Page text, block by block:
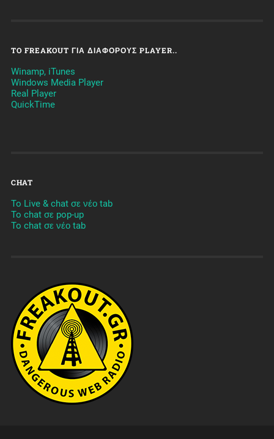
TO FREAKOUT ΓΙΑ ΔΙΆΦΟΡΟΥΣ PLAYER..
Winamp, iTunes
Windows Media Player
Real Player
QuickTime
CHAT
To Live & chat σε νέο tab
To chat σε pop-up
To chat σε νέο tab